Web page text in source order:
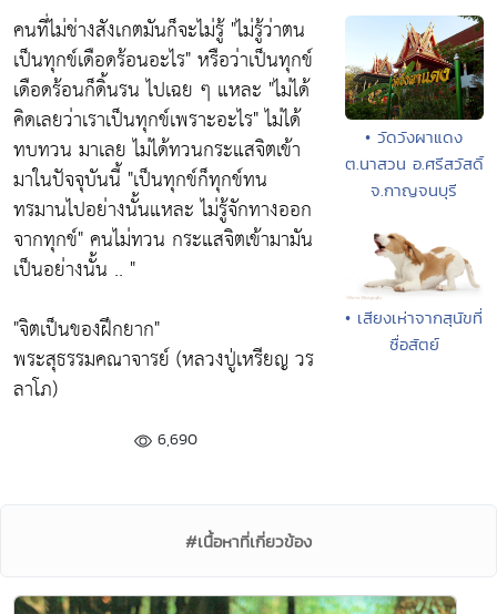
คนที่ไม่ช่างสังเกตมันก็จะไม่รู้"ไม่รู้ว่าตน
เป็นทุกข์เดือดร้อนอะไร"หรือว่าเป็นทุกข์
เดือดร้อนก็ดิ้นรน ไปเฉย ๆ แหละ "ไม่ได้
คิดเลยว่าเราเป็นทุกข์เพราะอะไร"ไม่ได้
ทบทวน มาเลย ไม่ได้ทวนกระแสจิตเข้า
มาในปัจจุบันนี้ "เป็นทุกข์ก็ทุกข์ทน
ทรมานไปอย่างนั้นแหละ ไม่รู้จักทางออก
จากทุกข์"คนไม่ทวน กระแสจิตเข้ามามัน
เป็นอย่างนั้น .. "
"จิตเป็นของฝึกยาก"
พระสุธรรมคณาจารย์ (หลวงปู่เหรียญ วร
ลาโภ)
6,690
• วัดวังผาแดง
ต.นาสวน อ.ศรีสวัสดิ์
จ.กาญจนบุรี
• เสียงเห่าจากสุนัขที่
ซื่อสัตย์
#เนื้อหาที่เกี่ยวข้อง